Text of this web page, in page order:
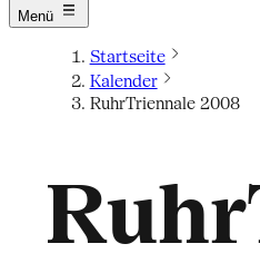
Menü
Startseite
Kalender
RuhrTriennale 2008